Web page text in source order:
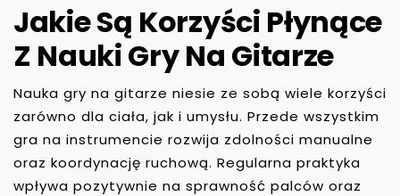
Jakie Są Korzyści Płynące
Z Nauki Gry Na Gitarze
Nauka gry na gitarze niesie ze sobą wiele korzyści
zarówno dla ciała, jak i umysłu. Przede wszystkim
gra na instrumencie rozwija zdolności manualne
oraz koordynację ruchową. Regularna praktyka
wpływa pozytywnie na sprawność palców oraz